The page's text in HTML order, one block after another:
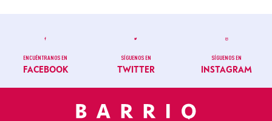
ENCUÉNTRANOS EN
FACEBOOK
SÍGUENOS EN
TWITTER
SÍGUENOS EN
INSTAGRAM